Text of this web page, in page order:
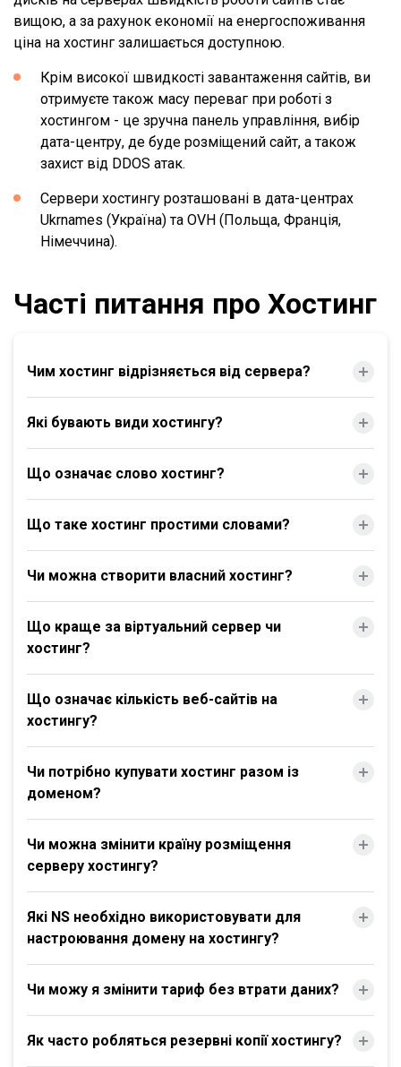
вищою, а за рахунок економії на енергоспоживання
ціна на хостинг залишається доступною.
Крім високої швидкості завантаження сайтів, ви
отримуєте також масу переваг при роботі з
хостингом - це зручна панель управління, вибір
дата-центру, де буде розміщений сайт, а також
захист від DDOS атак.
Сервери хостингу розташовані в дата-центрах
Ukrnames (Україна) та OVH (Польща, Франція,
Німеччина).
Часті питання про Хостинг
Чим хостинг відрізняється від сервера?
Які бувають види хостингу?
Що означає слово хостинг?
Що таке хостинг простими словами?
Чи можна створити власний хостинг?
Що краще за віртуальний сервер чи
хостинг?
Що означає кількість веб-сайтів на
хостингу?
Чи потрібно купувати хостинг разом із
доменом?
Чи можна змінити країну розміщення
серверу хостингу?
Які NS необхідно використовувати для
настроювання домену на хостингу?
Чи можу я змінити тариф без втрати даних?
Як часто робляться резервні копії хостингу?